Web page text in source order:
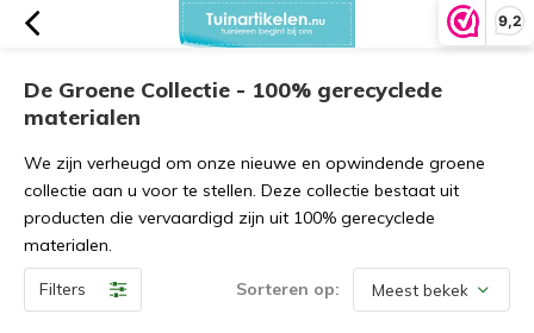
9,2
De Groene Collectie - 100% gerecyclede
materialen
We zijn verheugd om onze nieuwe en opwindende groene
collectie aan u voor te stellen. Deze collectie bestaat uit
producten die vervaardigd zijn uit 100% gerecyclede
materialen.
Filters Sorteren op: